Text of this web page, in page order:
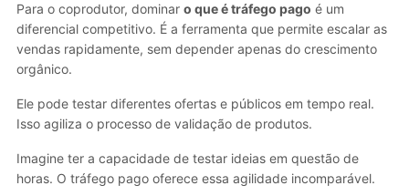
Para o coprodutor, dominar o que é tráfego pago é um
diferencial competitivo. É a ferramenta que permite escalar as
vendas rapidamente, sem depender apenas do crescimento
orgânico.
Ele pode testar diferentes ofertas e públicos em tempo real.
Isso agiliza o processo de validação de produtos.
Imagine ter a capacidade de testar ideias em questão de
horas. O tráfego pago oferece essa agilidade incomparável.